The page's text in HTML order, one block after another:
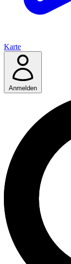
Karte
Anmelden